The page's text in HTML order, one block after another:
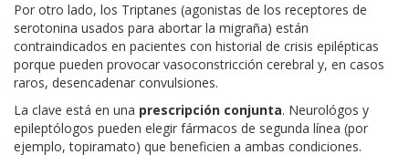
Por otro lado, los Triptanes (agonistas de los receptores de
serotonina usados para abortar la migraña) están
contraindicados en pacientes con historial de crisis epilépticas
porque pueden provocar vasoconstricción cerebral y, en casos
raros, desencadenar convulsiones.
La clave está en una prescripción conjunta. Neurológos y
epileptólogos pueden elegir fármacos de segunda línea (por
ejemplo, topiramato) que beneficien a ambas condiciones.